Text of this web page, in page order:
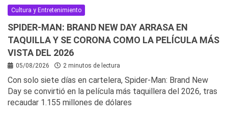
Cultura y Entretenimiento
SPIDER-MAN: BRAND NEW DAY ARRASA EN
TAQUILLA Y SE CORONA COMO LA PELÍCULA MÁS
VISTA DEL 2026
05/08/2026 2 minutos de lectura
Con solo siete días en cartelera, Spider-Man: Brand New
Day se convirtió en la película más taquillera del 2026, tras
recaudar 1.155 millones de dólares